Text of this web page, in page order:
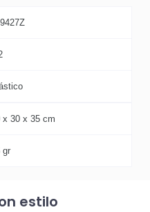
x 30 x 35 cm
gr
estilo